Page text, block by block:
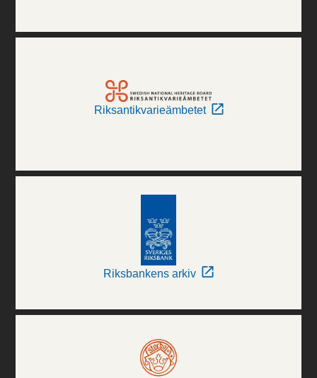
Riksantikvarieämbetet
Riksbankens arkiv